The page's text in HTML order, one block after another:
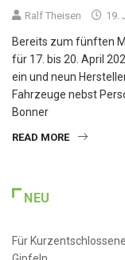
Ralf Theisen 19.
Bereits zum fünften
für 17. bis 20. April
ein und neun
Fahrzeuge nebst
Bonner
READ MORE
NEU
Für